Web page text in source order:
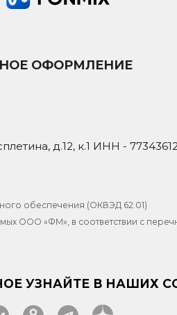
ОФОРМЛЕНИЕ
д.12, к.1 ИНН -
обеспечения (ОКВЭД 62.01)
ООО «ФМ», в соответствии с
УЗНАЙТЕ В НАШИХ